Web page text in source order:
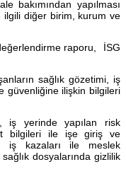
bakımından yapılması
ilgili diğer birim, kurum ve
raporu, İSG
sağlık gözetimi, iş
güvenliğine ilişkin bilgileri
yerinde yapılan risk
bilgileri ile işe giriş ve
iş kazaları ile meslek
dosyalarında gizlilik